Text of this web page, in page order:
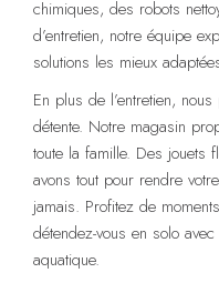
chimiques, des robots
d’entretien, notre équipe
solutions les mieux
En plus de l’entretien,
détente. Notre magasin
toute la famille. Des jouets
avons tout pour rendre
jamais. Profitez de
détendez-vous en solo
aquatique.